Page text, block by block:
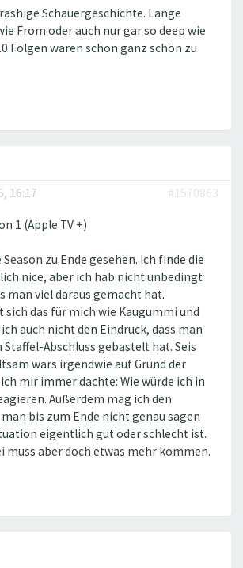
Schauergeschichte. Lange
From oder auch nur gar so deep wie
Folgen waren schon ganz schön zu
16:17 #1570863
1 (Apple TV +)
zu Ende gesehen. Ich finde die
nice, aber ich hab nicht unbedingt
man viel daraus gemacht hat.
sich das für mich wie Kaugummi und
auch nicht den Eindruck, dass man
Abschluss gebastelt hat. Seis
wars irgendwie auf Grund der
mir immer dachte: Wie würde ich in
Außerdem mag ich den
bis zum Ende nicht genau sagen
eigentlich gut oder schlecht ist.
muss aber doch etwas mehr kommen.